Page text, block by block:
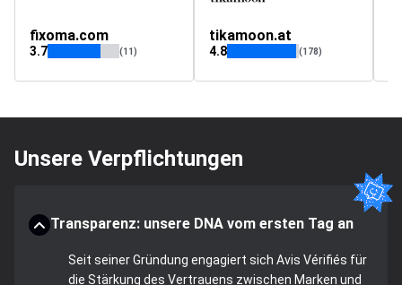
fixoma.com
3.7 (11)
tikamoon.at
4.8 (178)
Unsere Verpflichtungen
Transparenz: unsere DNA vom ersten Tag an
Seit seiner Gründung engagiert sich Avis Vérifiés für
die Stärkung des Vertrauens zwischen Marken und